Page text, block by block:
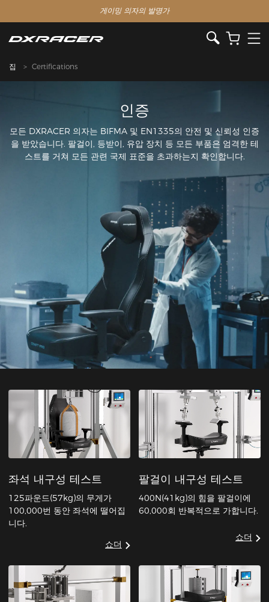
게이밍 의자의 발명가
집 Certifications
인증
모든 DXRACER 의자는 BIFMA 및 EN1335의 안전 및 신뢰성 인증
을 받았습니다. 팔걸이, 등받이, 유압 장치 등 모든 부품은 엄격한 테
스트를 거쳐 모든 관련 국제 표준을 초과하는지 확인합니다.
좌석 내구성 테스트
125파운드(57kg)의 무게가
100,000번 동안 좌석에 떨어집
니다.
쇼더
팔걸이 내구성 테스트
400N(41kg)의 힘을 팔걸이에
60,000회 반복적으로 가합니다.
쇼더